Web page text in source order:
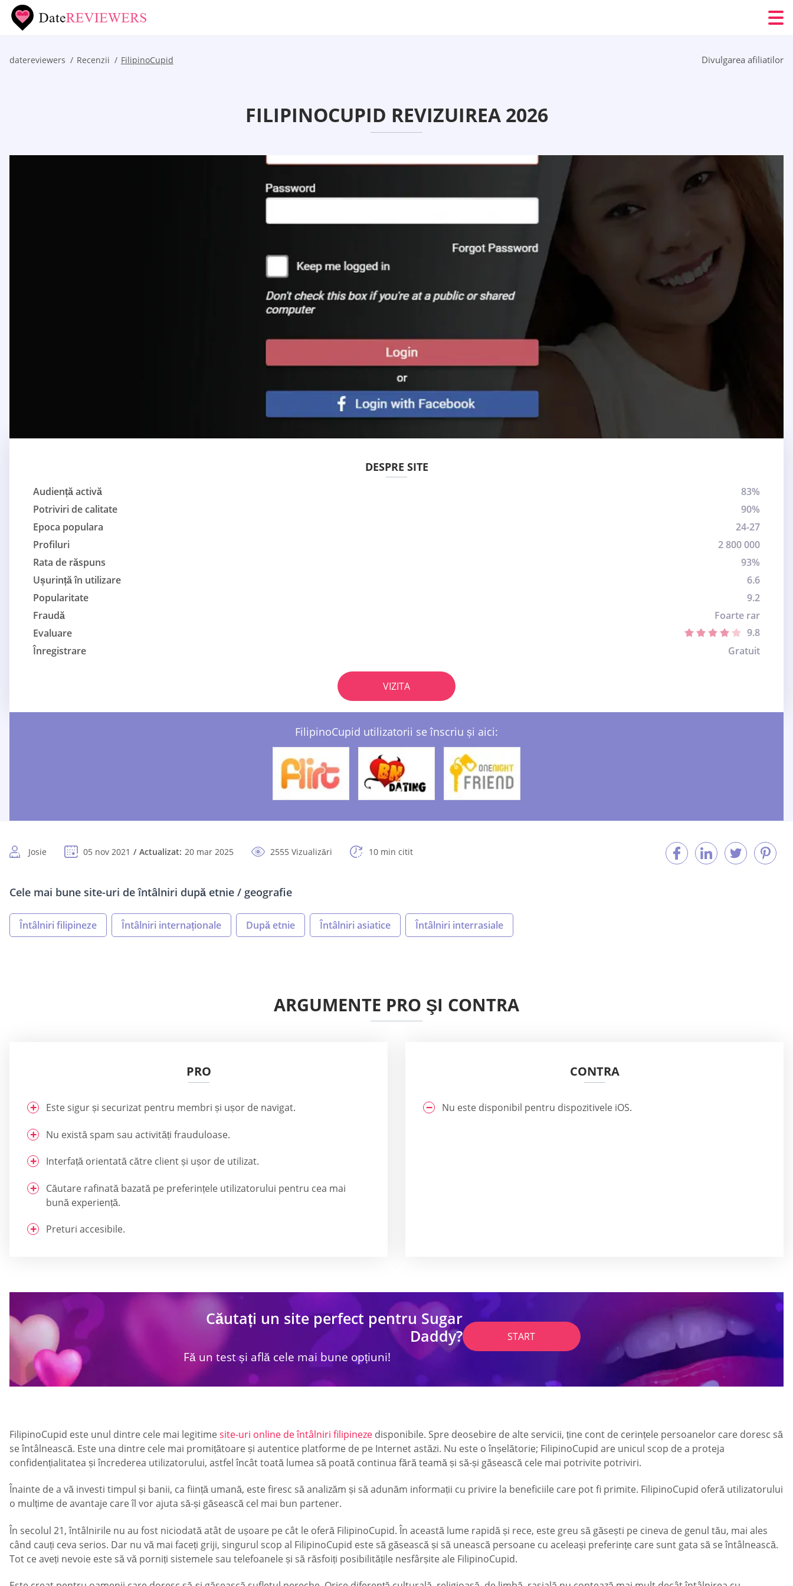
datereviewers Recenzii FilipinoCupid Divulgarea afiliatilor
FILIPINOCUPID REVIZUIREA 2026
DESPRE SITE
Audiență activă
83%
Potriviri de calitate
90%
Epoca populara
24-27
Profiluri
2 800 000
Rata de răspuns
93%
Ușurință în utilizare
6.6
Popularitate
9.2
Fraudă
Foarte rar
Evaluare
9.8
Înregistrare
Gratuit
VIZITA
FilipinoCupid utilizatorii se înscriu și aici:
Josie 05 nov 2021 Actualizat: 20 mar 2025 2555 Vizualizări 10 min citit
Cele mai bune site-uri de întâlniri după etnie / geografie
Întâlniri filipineze Întâlniri internaționale După etnie Întâlniri asiatice Întâlniri interrasiale
ARGUMENTE PRO ŞI CONTRA
PRO
Este sigur și securizat pentru membri și ușor de navigat.
Nu există spam sau activități frauduloase.
Interfață orientată către client și ușor de utilizat.
Căutare rafinată bazată pe preferințele utilizatorului pentru cea mai
bună experiență.
Preturi accesibile.
CONTRA
Nu este disponibil pentru dispozitivele iOS.
Căutați un site perfect pentru Sugar
Daddy?
Fă un test și află cele mai bune opțiuni!
START
FilipinoCupid este unul dintre cele mai legitimesite-uri online de întâlniri filipineze disponibile. Spre deosebire de alte servicii, ține cont de cerințele persoanelor care doresc să
se întâlnească. Este una dintre cele mai promițătoare și autentice platforme de pe Internet astăzi. Nu este o înșelătorie; FilipinoCupid are unicul scop de a proteja
confidențialitatea și încrederea utilizatorului, astfel încât toată lumea să poată continua fără teamă și să-și găsească cele mai potrivite potriviri.
Înainte de a vă investi timpul și banii, ca ființă umană, este firesc să analizăm și să adunăm informații cu privire la beneficiile care pot fi primite. FilipinoCupid oferă utilizatorului
o mulțime de avantaje care îl vor ajuta să-și găsească cel mai bun partener.
În secolul 21, întâlnirile nu au fost niciodată atât de ușoare pe cât le oferă FilipinoCupid. În această lume rapidă și rece, este greu să găsești pe cineva de genul tău, mai ales
când cauți ceva serios. Dar nu vă mai faceți griji, singurul scop al FilipinoCupid este să găsească și să unească persoane cu aceleași preferințe care sunt gata să se întâlnească.
Tot ce aveți nevoie este să vă porniți sistemele sau telefoanele și să răsfoiți posibilitățile nesfârșite ale FilipinoCupid.